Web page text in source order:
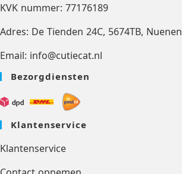
KVK nummer: 77176189
Adres: De Tienden 24C, 5674TB, Nuenen
Email: info@cutiecat.nl
Bezorgdiensten
Klantenservice
Klantenservice